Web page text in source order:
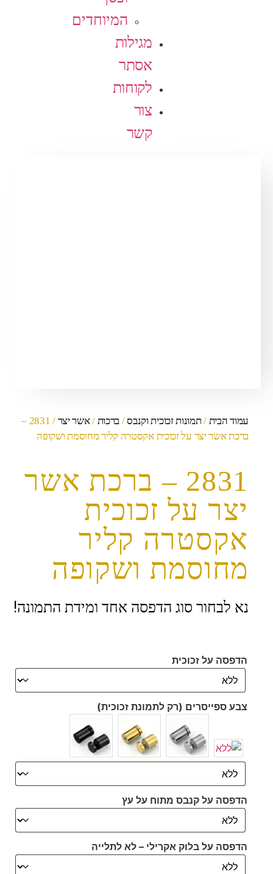
המיוחדים
מגילות
אסתר
לקוחות
צור
קשר
עמוד הבית /תמונות זכוכית וקנבס/ ברכות /אשר יצר
/ 2831 –
ברכת אשר יצר על זכוכית אקסטרה קליר מחוסמת ושקופה
2831 – ברכת אשר
יצר על זכוכית
אקסטרה קליר
מחוסמת ושקופה
נא לבחור סוג הדפסה אחד ומידת התמונה!
הדפסה על זכוכית
צבע ספייסרים (רק לתמונת זכוכית)
הדפסה על קנבס מתוח על עץ
הדפסה על בלוק אקרילי – לא לתלייה